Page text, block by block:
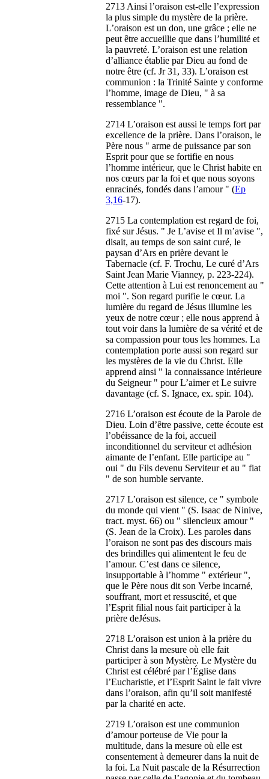
2713 Ainsi l’oraison est-elle l’expression
la plus simple du mystère de la prière.
L’oraison est un don, une grâce ; elle ne
peut être accueillie que dans l’humilité et
la pauvreté. L’oraison est une relation
d’alliance établie par Dieu au fond de
notre être (cf. Jr 31, 33). L’oraison est
communion : la Trinité Sainte y conforme
l’homme, image de Dieu, " à sa
ressemblance ".
2714 L’oraison est aussi le temps fort par
excellence de la prière. Dans l’oraison, le
Père nous " arme de puissance par son
Esprit pour que se fortifie en nous
l’homme intérieur, que le Christ habite en
nos cœurs par la foi et que nous soyons
enracinés, fondés dans l’amour " (Ep
3,16-17).
2715 La contemplation est regard de foi,
fixé sur Jésus. " Je L’avise et Il m’avise ",
disait, au temps de son saint curé, le
paysan d’Ars en prière devant le
Tabernacle (cf. F. Trochu, Le curé d’Ars
Saint Jean Marie Vianney, p. 223-224).
Cette attention à Lui est renoncement au "
moi ". Son regard purifie le cœur. La
lumière du regard de Jésus illumine les
yeux de notre cœur ; elle nous apprend à
tout voir dans la lumière de sa vérité et de
sa compassion pour tous les hommes. La
contemplation porte aussi son regard sur
les mystères de la vie du Christ. Elle
apprend ainsi " la connaissance intérieure
du Seigneur " pour L’aimer et Le suivre
davantage (cf. S. Ignace, ex. spir. 104).
2716 L’oraison est écoute de la Parole de
Dieu. Loin d’être passive, cette écoute est
l’obéissance de la foi, accueil
inconditionnel du serviteur et adhésion
aimante de l’enfant. Elle participe au "
oui " du Fils devenu Serviteur et au " fiat
" de son humble servante.
2717 L’oraison est silence, ce " symbole
du monde qui vient " (S. Isaac de Ninive,
tract. myst. 66) ou " silencieux amour "
(S. Jean de la Croix). Les paroles dans
l’oraison ne sont pas des discours mais
des brindilles qui alimentent le feu de
l’amour. C’est dans ce silence,
insupportable à l’homme " extérieur ",
que le Père nous dit son Verbe incarné,
souffrant, mort et ressuscité, et que
l’Esprit filial nous fait participer à la
prière deJésus.
2718 L’oraison est union à la prière du
Christ dans la mesure où elle fait
participer à son Mystère. Le Mystère du
Christ est célébré par l’Église dans
l’Eucharistie, et l’Esprit Saint le fait vivre
dans l’oraison, afin qu’il soit manifesté
par la charité en acte.
2719 L’oraison est une communion
d’amour porteuse de Vie pour la
multitude, dans la mesure où elle est
consentement à demeurer dans la nuit de
la foi. La Nuit pascale de la Résurrection